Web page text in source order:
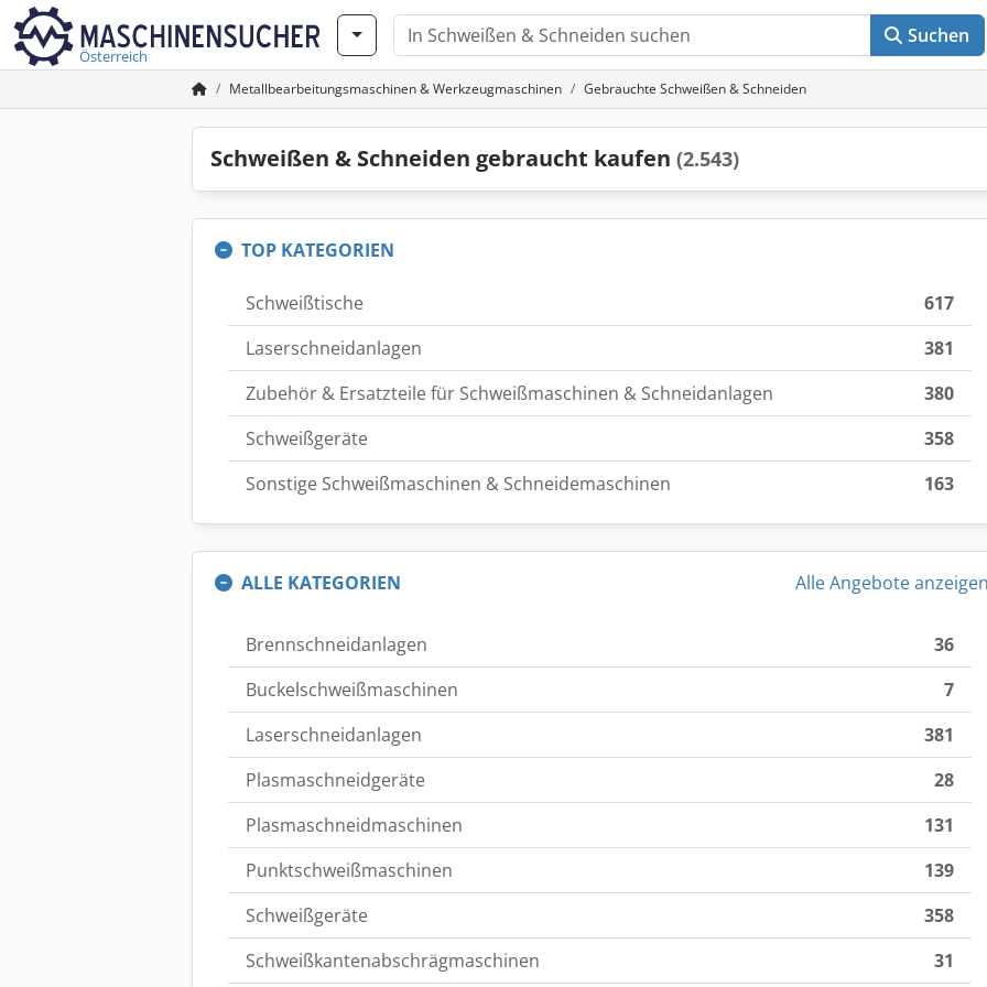
Österreich
Suchen
Metallbearbeitungsmaschinen & Werkzeugmaschinen Gebrauchte Schweißen & Schneiden
Schweißen & Schneiden gebraucht kaufen (2.543)
TOP KATEGORIEN
Schweißtische
617
Laserschneidanlagen
381
Zubehör & Ersatzteile für Schweißmaschinen & Schneidanlagen
380
Schweißgeräte
358
Sonstige Schweißmaschinen & Schneidemaschinen
163
ALLE KATEGORIEN Alle Angebote
Brennschneidanlagen
36
Buckelschweißmaschinen
7
Laserschneidanlagen
381
Plasmaschneidgeräte
28
Plasmaschneidmaschinen
131
Punktschweißmaschinen
139
Schweißgeräte
358
Schweißkantenabschrägmaschinen
31